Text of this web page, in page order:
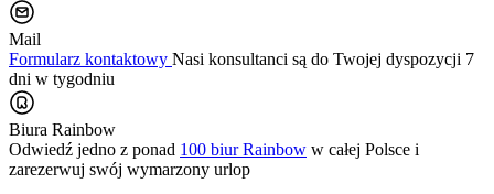
Mail
Formularz kontaktowy Nasi konsultanci są do Twojej dyspozycji 7
dni w tygodniu
Biura Rainbow
Odwiedź jedno z ponad 100 biur Rainbow w całej Polsce i
zarezerwuj swój wymarzony urlop